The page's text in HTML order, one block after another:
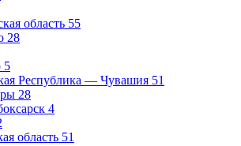
область 55
28
5
Республика — Чувашия 51
28
4
область 51